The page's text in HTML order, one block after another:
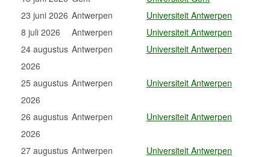
23 juni 2026 Antwerpen
Universiteit Antwerpen
8 juli 2026
Antwerpen
Universiteit Antwerpen
24 augustus
2026
Antwerpen Universiteit Antwerpen
25 augustus
2026
Antwerpen Universiteit Antwerpen
26 augustus
2026
Antwerpen Universiteit Antwerpen
27 augustus Antwerpen Universiteit Antwerpen